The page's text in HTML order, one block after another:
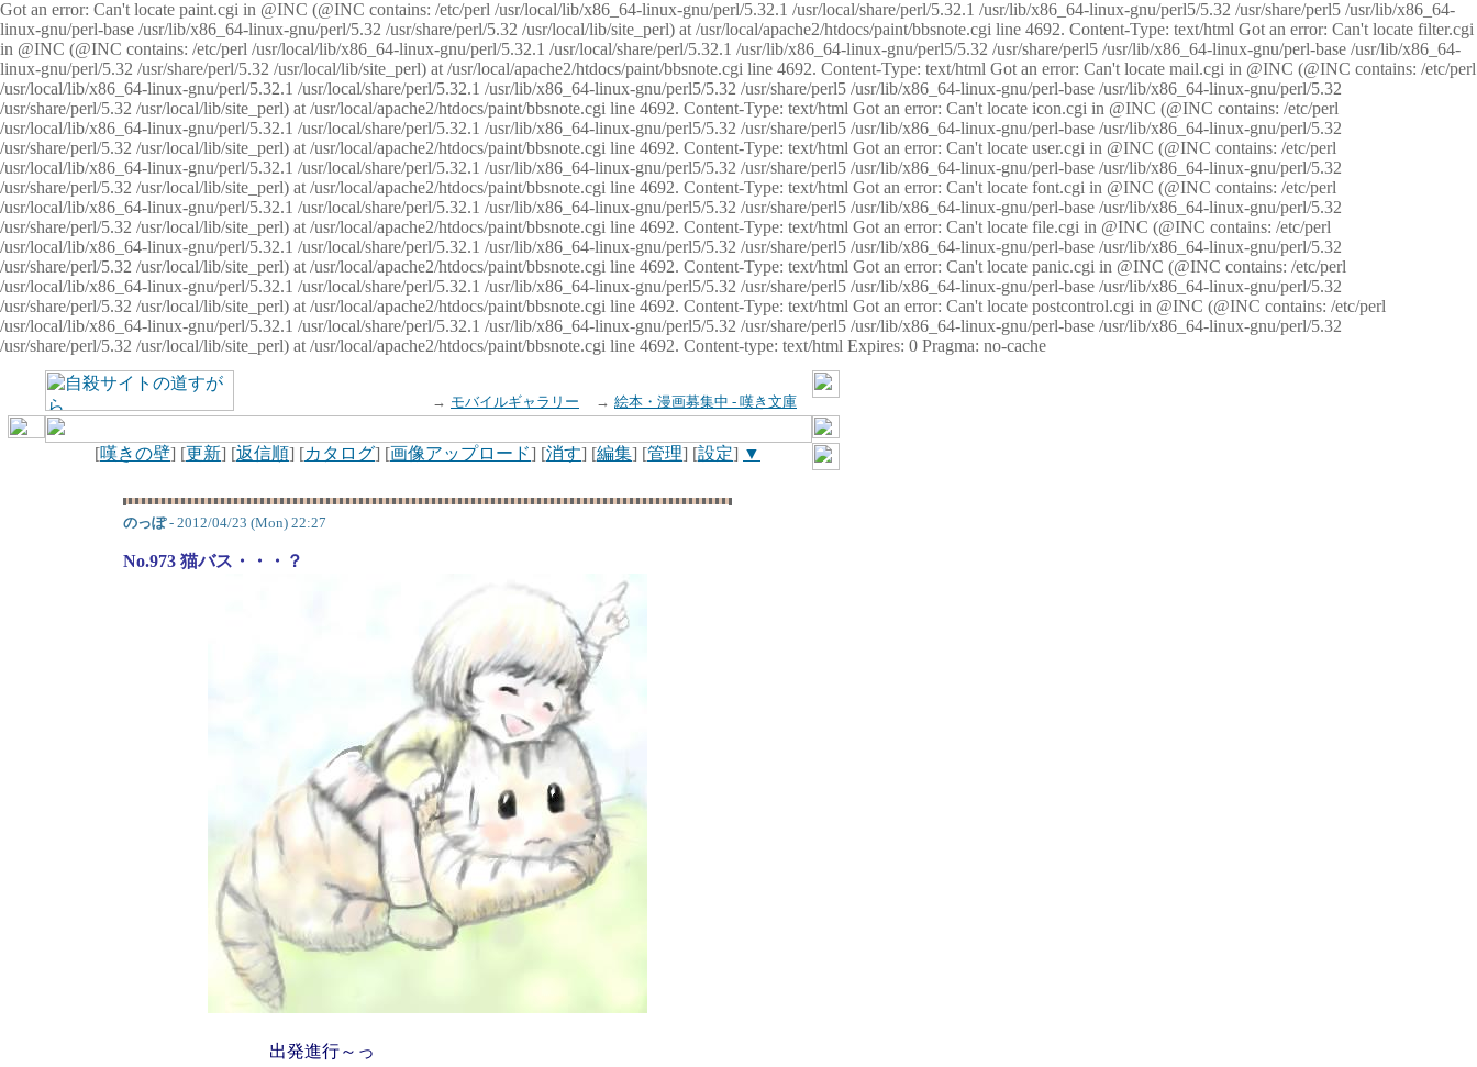
Got an error: Can't locate paint.cgi in @INC (@INC contains: /etc/perl /usr/local/lib/x86_64-linux-gnu/perl/5.32.1 /usr/local/share/perl/5.32.1 /usr/lib/x86_64-linux-gnu/perl5/5.32 /usr/share/perl5 /usr/lib/x86_64-
linux-gnu/perl-base /usr/lib/x86_64-linux-gnu/perl/5.32 /usr/share/perl/5.32 /usr/local/lib/site_perl) at /usr/local/apache2/htdocs/paint/bbsnote.cgi line 4692. Content-Type: text/html Got an error: Can't locate filter.cgi
in @INC (@INC contains: /etc/perl /usr/local/lib/x86_64-linux-gnu/perl/5.32.1 /usr/local/share/perl/5.32.1 /usr/lib/x86_64-linux-gnu/perl5/5.32 /usr/share/perl5 /usr/lib/x86_64-linux-gnu/perl-base /usr/lib/x86_64-
linux-gnu/perl/5.32 /usr/share/perl/5.32 /usr/local/lib/site_perl) at /usr/local/apache2/htdocs/paint/bbsnote.cgi line 4692. Content-Type: text/html Got an error: Can't locate mail.cgi in @INC (@INC contains: /etc/perl
/usr/local/lib/x86_64-linux-gnu/perl/5.32.1 /usr/local/share/perl/5.32.1 /usr/lib/x86_64-linux-gnu/perl5/5.32 /usr/share/perl5 /usr/lib/x86_64-linux-gnu/perl-base /usr/lib/x86_64-linux-gnu/perl/5.32
/usr/share/perl/5.32 /usr/local/lib/site_perl) at /usr/local/apache2/htdocs/paint/bbsnote.cgi line 4692. Content-Type: text/html Got an error: Can't locate icon.cgi in @INC (@INC contains: /etc/perl
/usr/local/lib/x86_64-linux-gnu/perl/5.32.1 /usr/local/share/perl/5.32.1 /usr/lib/x86_64-linux-gnu/perl5/5.32 /usr/share/perl5 /usr/lib/x86_64-linux-gnu/perl-base /usr/lib/x86_64-linux-gnu/perl/5.32
/usr/share/perl/5.32 /usr/local/lib/site_perl) at /usr/local/apache2/htdocs/paint/bbsnote.cgi line 4692. Content-Type: text/html Got an error: Can't locate user.cgi in @INC (@INC contains: /etc/perl
/usr/local/lib/x86_64-linux-gnu/perl/5.32.1 /usr/local/share/perl/5.32.1 /usr/lib/x86_64-linux-gnu/perl5/5.32 /usr/share/perl5 /usr/lib/x86_64-linux-gnu/perl-base /usr/lib/x86_64-linux-gnu/perl/5.32
/usr/share/perl/5.32 /usr/local/lib/site_perl) at /usr/local/apache2/htdocs/paint/bbsnote.cgi line 4692. Content-Type: text/html Got an error: Can't locate font.cgi in @INC (@INC contains: /etc/perl
/usr/local/lib/x86_64-linux-gnu/perl/5.32.1 /usr/local/share/perl/5.32.1 /usr/lib/x86_64-linux-gnu/perl5/5.32 /usr/share/perl5 /usr/lib/x86_64-linux-gnu/perl-base /usr/lib/x86_64-linux-gnu/perl/5.32
/usr/share/perl/5.32 /usr/local/lib/site_perl) at /usr/local/apache2/htdocs/paint/bbsnote.cgi line 4692. Content-Type: text/html Got an error: Can't locate file.cgi in @INC (@INC contains: /etc/perl
/usr/local/lib/x86_64-linux-gnu/perl/5.32.1 /usr/local/share/perl/5.32.1 /usr/lib/x86_64-linux-gnu/perl5/5.32 /usr/share/perl5 /usr/lib/x86_64-linux-gnu/perl-base /usr/lib/x86_64-linux-gnu/perl/5.32
/usr/share/perl/5.32 /usr/local/lib/site_perl) at /usr/local/apache2/htdocs/paint/bbsnote.cgi line 4692. Content-Type: text/html Got an error: Can't locate panic.cgi in @INC (@INC contains: /etc/perl
/usr/local/lib/x86_64-linux-gnu/perl/5.32.1 /usr/local/share/perl/5.32.1 /usr/lib/x86_64-linux-gnu/perl5/5.32 /usr/share/perl5 /usr/lib/x86_64-linux-gnu/perl-base /usr/lib/x86_64-linux-gnu/perl/5.32
/usr/share/perl/5.32 /usr/local/lib/site_perl) at /usr/local/apache2/htdocs/paint/bbsnote.cgi line 4692. Content-Type: text/html Got an error: Can't locate postcontrol.cgi in @INC (@INC contains: /etc/perl
/usr/local/lib/x86_64-linux-gnu/perl/5.32.1 /usr/local/share/perl/5.32.1 /usr/lib/x86_64-linux-gnu/perl5/5.32 /usr/share/perl5 /usr/lib/x86_64-linux-gnu/perl-base /usr/lib/x86_64-linux-gnu/perl/5.32
/usr/share/perl/5.32 /usr/local/lib/site_perl) at /usr/local/apache2/htdocs/paint/bbsnote.cgi line 4692. Content-type: text/html Expires: 0 Pragma: no-cache
→ モバイルギャラリー → 絵本・漫画募集中 - 嘆き文庫
[嘆きの壁] [更新] [返信順] [カタログ] [画像アップロード] [消す] [編集] [管理] [設定] ▼
のっぽ- 2012/04/23 (Mon) 22:27
No.973 猫バス・・・？
出発進行～っ